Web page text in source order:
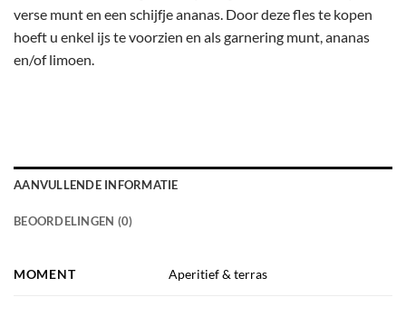
verse munt en een schijfje ananas. Door deze fles te kopen
hoeft u enkel ijs te voorzien en als garnering munt, ananas
en/of limoen.
AANVULLENDE INFORMATIE
BEOORDELINGEN (0)
MOMENT Aperitief & terras